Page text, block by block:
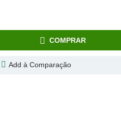
COMPRAR
Add à Comparação